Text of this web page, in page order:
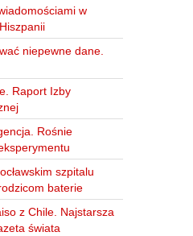
w
niepewne dane.
Raport Izby
Rośnie
szpitalu
baterie
z Chile. Najstarsza
świata